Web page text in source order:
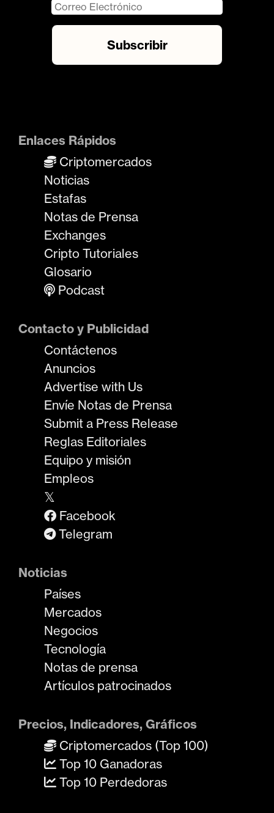
Enlaces Rápidos
Criptomercados
Noticias
Estafas
Notas de Prensa
Exchanges
Cripto Tutoriales
Glosario
Podcast
Contacto y Publicidad
Contáctenos
Anuncios
Advertise with Us
Envíe Notas de Prensa
Submit a Press Release
Reglas Editoriales
Equipo y misión
Empleos
𝕏
Facebook
Telegram
Noticias
Países
Mercados
Negocios
Tecnología
Notas de prensa
Artículos patrocinados
Precios, Indicadores, Gráficos
Criptomercados (Top 100)
Top 10 Ganadoras
Top 10 Perdedoras